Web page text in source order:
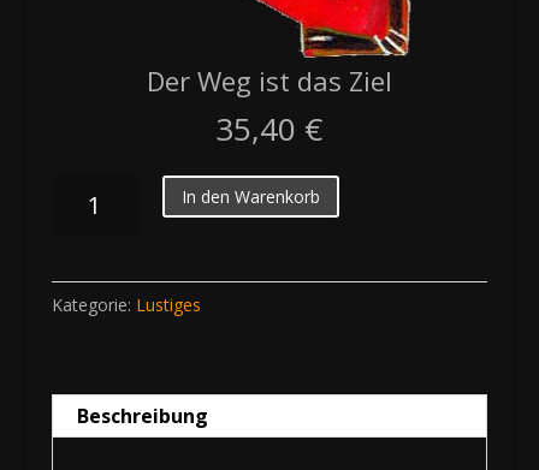
Der Weg ist das Ziel
35,40 €
das
Ziel
In den Warenkorb
Kategorie: Lustiges
Beschreibung